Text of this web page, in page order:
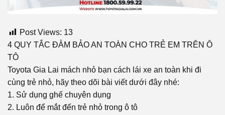
Post Views: 13
4 QUY TẮC ĐẲM BẢO AN TOÀN CHO TRẺ EM TRÊN Ô
TÔ
Toyota Gia Lai mách nhỏ bạn cách lái xe an toàn khi đi
cùng trẻ nhỏ, hãy theo dõi bài viết dưới đây nhé:
1. Sử dụng ghế chuyên dụng
2. Luôn để mắt đến trẻ nhỏ trong ô tô